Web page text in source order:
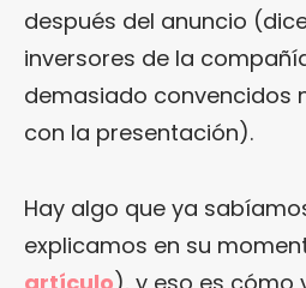
después del anuncio
inversores de la
demasiado convencidos
con la presentación).
Hay algo que ya
explicamos en su